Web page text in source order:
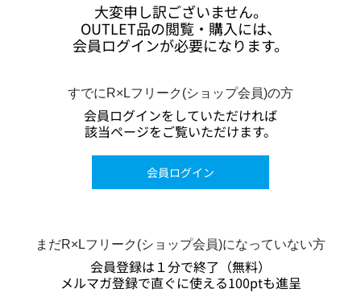
大変申し訳ございません。
OUTLET品の閲覧・購入には、
会員ログインが必要になります。
すでにR×Lフリーク(ショップ会員)の方
会員ログインをしていただければ
該当ページをご覧いただけます。
会員ログイン
まだR×Lフリーク(ショップ会員)になっていない方
会員登録は１分で終了（無料）
メルマガ登録で直ぐに使える100ptも進呈